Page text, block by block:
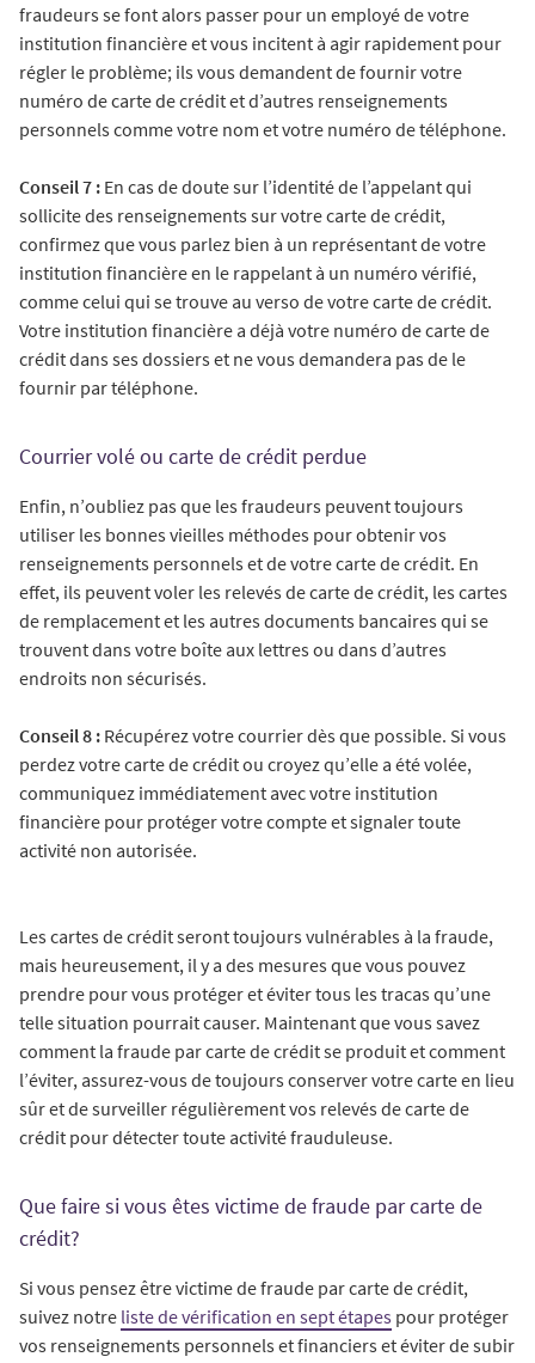
fraudeurs se font alors passer pour un employé de votre
institution financière et vous incitent à agir rapidement pour
régler le problème; ils vous demandent de fournir votre
numéro de carte de crédit et d’autres renseignements
personnels comme votre nom et votre numéro de téléphone.
Conseil 7 : En cas de doute sur l’identité de l’appelant qui
sollicite des renseignements sur votre carte de crédit,
confirmez que vous parlez bien à un représentant de votre
institution financière en le rappelant à un numéro vérifié,
comme celui qui se trouve au verso de votre carte de crédit.
Votre institution financière a déjà votre numéro de carte de
crédit dans ses dossiers et ne vous demandera pas de le
fournir par téléphone.
Courrier volé ou carte de crédit perdue
Enfin, n’oubliez pas que les fraudeurs peuvent toujours
utiliser les bonnes vieilles méthodes pour obtenir vos
renseignements personnels et de votre carte de crédit. En
effet, ils peuvent voler les relevés de carte de crédit, les cartes
de remplacement et les autres documents bancaires qui se
trouvent dans votre boîte aux lettres ou dans d’autres
endroits non sécurisés.
Conseil 8 : Récupérez votre courrier dès que possible. Si vous
perdez votre carte de crédit ou croyez qu’elle a été volée,
communiquez immédiatement avec votre institution
financière pour protéger votre compte et signaler toute
activité non autorisée.
Les cartes de crédit seront toujours vulnérables à la fraude,
mais heureusement, il y a des mesures que vous pouvez
prendre pour vous protéger et éviter tous les tracas qu’une
telle situation pourrait causer. Maintenant que vous savez
comment la fraude par carte de crédit se produit et comment
l’éviter, assurez-vous de toujours conserver votre carte en lieu
sûr et de surveiller régulièrement vos relevés de carte de
crédit pour détecter toute activité frauduleuse.
Que faire si vous êtes victime de fraude par carte de
crédit?
Si vous pensez être victime de fraude par carte de crédit,
suivez notre liste de vérification en sept étapes pour protéger
vos renseignements personnels et financiers et éviter de subir